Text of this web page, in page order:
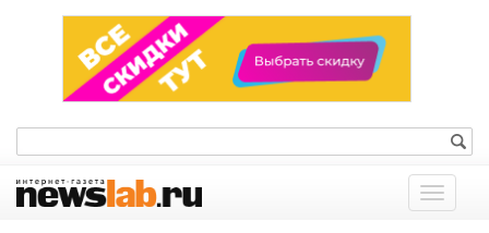
Показать
меню